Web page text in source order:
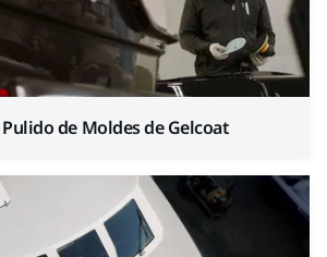
de Moldes de Gelcoat